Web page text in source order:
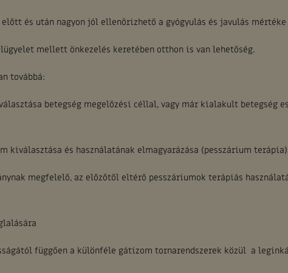
és után nagyon jól ellenőrizhető a gyógyulás és javulás mértéke
mellett önkezelés keretében otthon is van lehetőség.
továbbá:
betegség megelőzési céllal, vagy már kialakult betegség
kiválasztása és használatának elmagyarázása (pesszárium
megfelelő, az előzőtől eltérő pesszáriumok terápiás
függően a különféle gátizom tornarendszerek közül a